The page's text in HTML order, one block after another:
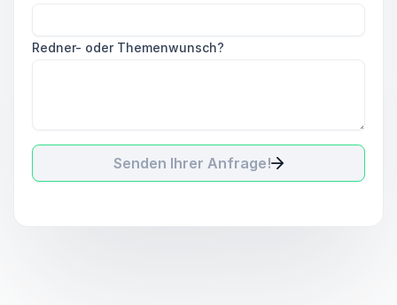
Redner- oder Themenwunsch?
Senden Ihrer Anfrage!